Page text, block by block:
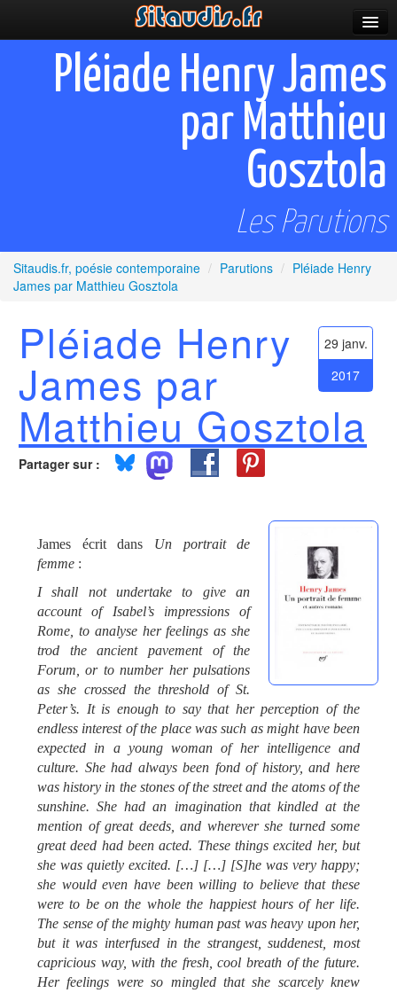
Parutions
Incitations
Prescriptions
Pléiade Henry James
par Matthieu
Gosztola
Les Parutions
Sitaudis.fr, poésie contemporaine / Parutions / Pléiade Henry
James par Matthieu Gosztola
29 janv.
2017
Pléiade Henry
James par
Matthieu Gosztola
Partager sur :
James écrit dans Un portrait de
femme :
I shall not undertake to give an
account of Isabel’s impressions of
Rome, to analyse her feelings as she
trod the ancient pavement of the
Forum, or to number her pulsations
as she crossed the threshold of St.
Peter’s. It is enough to say that her perception of the
endless interest of the place was such as might have been
expected in a young woman of her intelligence and
culture. She had always been fond of history, and here
was history in the stones of the street and the atoms of the
sunshine. She had an imagination that kindled at the
mention of great deeds, and wherever she turned some
great deed had been acted. These things excited her, but
she was quietly excited. […] […] [S]he was very happy;
she would even have been willing to believe that these
were to be on the whole the happiest hours of her life.
The sense of the mighty human past was heavy upon her,
but it was interfused in the strangest, suddenest, most
capricious way, with the fresh, cool breath of the future.
Her feelings were so mingled that she scarcely knew